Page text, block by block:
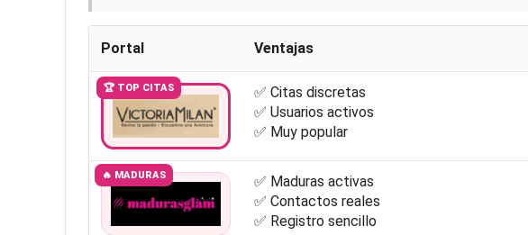
Portal Ventajas
🏆 TOP CITAS
✅ Citas discretas
✅ Usuarios activos
✅ Muy popular
🔥 MADURAS
✅ Maduras activas
✅ Contactos reales
✅ Registro sencillo